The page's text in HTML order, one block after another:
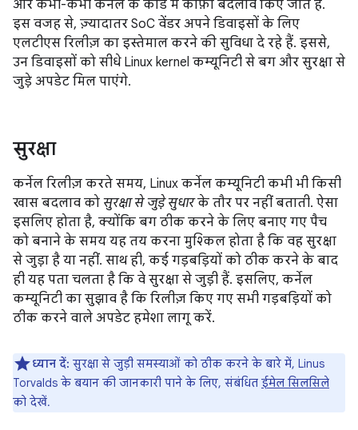
और कभी-कभी कर्नेल के कोड में काफ़ी बदलाव किए जाते हैं.
इस वजह से, ज़्यादातर SoC वेंडर अपने डिवाइसों के लिए
एलटीएस रिलीज़ का इस्तेमाल करने की सुविधा दे रहे हैं. इससे,
उन डिवाइसों को सीधे Linux kernel कम्यूनिटी से बग और सुरक्षा से
जुड़े अपडेट मिल पाएंगे.
सुरक्षा
कर्नेल रिलीज़ करते समय, Linux कर्नेल कम्यूनिटी कभी भी किसी
खास बदलाव को सुरक्षा से जुड़े सुधारके तौर पर नहीं बताती. ऐसा
इसलिए होता है, क्योंकि बग ठीक करने के लिए बनाए गए पैच
को बनाने के समय यह तय करना मुश्किल होता है कि वह सुरक्षा
से जुड़ा है या नहीं. साथ ही, कई गड़बड़ियों को ठीक करने के बाद
ही यह पता चलता है कि वे सुरक्षा से जुड़ी हैं. इसलिए, कर्नेल
कम्यूनिटी का सुझाव है कि रिलीज़ किए गए सभी गड़बड़ियों को
ठीक करने वाले अपडेट हमेशा लागू करें.
ध्यान दें: सुरक्षा से जुड़ी समस्याओं को ठीक करने के बारे में, Linus
Torvalds के बयान की जानकारी पाने के लिए, संबंधित ईमेल सिलसिले
को देखें.